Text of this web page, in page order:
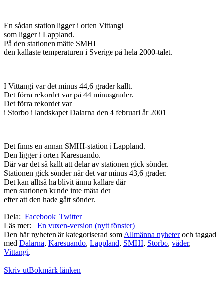
En sådan station ligger i orten Vittangi
som ligger i Lappland.
På den stationen mätte SMHI
den kallaste temperaturen i Sverige på hela 2000-talet.
I Vittangi var det minus 44,6 grader kallt.
Det förra rekordet var på 44 minusgrader.
Det förra rekordet var
i Storbo i landskapet Dalarna den 4 februari år 2001.
Det finns en annan SMHI-station i Lappland.
Den ligger i orten Karesuando.
Där var det så kallt att delar av stationen gick sönder.
Stationen gick sönder när det var minus 43,6 grader.
Det kan alltså ha blivit ännu kallare där
men stationen kunde inte mäta det
efter att den hade gått sönder.
Dela: Facebook Twitter
Läs mer:
En vuxen-version (nytt fönster)
Den här nyheten är kategoriserad som Allmänna nyheteroch taggad
med Dalarna, Karesuando, Lappland, SMHI, Storbo, väder,
Vittangi.
Skriv utBokmärk länken